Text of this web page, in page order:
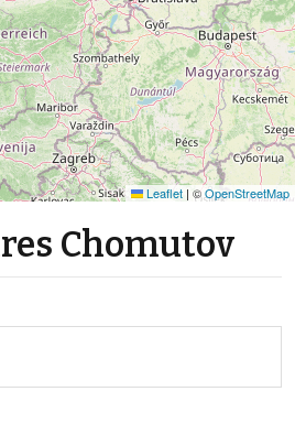
Leaflet | ©OpenStreetMap
Chomutov